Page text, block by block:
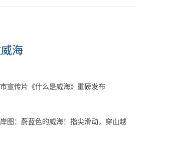
海
宣传片《什么是威海》重磅发布
图：蔚蓝色的威海！指尖滑动，穿山越